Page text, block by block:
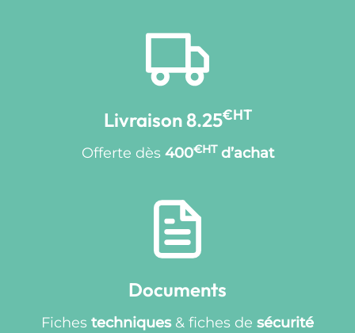
Livraison 8.25€HT
Offerte dès 400€HT d’achat
Documents
Fiches techniques& fiches de sécurité